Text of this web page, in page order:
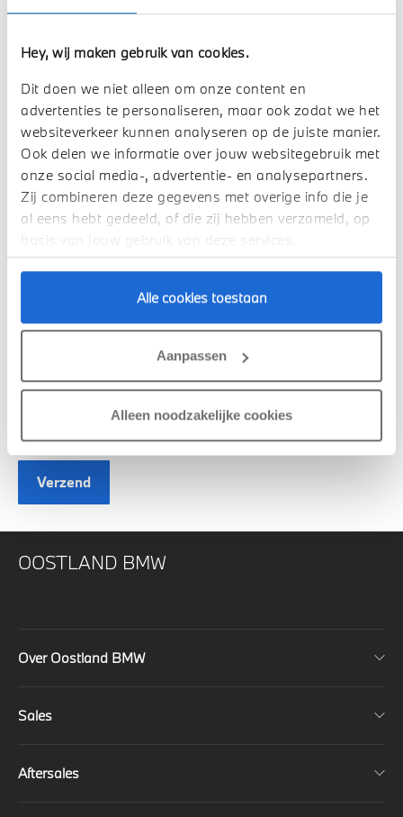
Hey, wij maken gebruik van cookies.
Dit doen we niet alleen om onze content en
advertenties te personaliseren, maar ook zodat we het
websiteverkeer kunnen analyseren op de juiste manier.
Ook delen we informatie over jouw websitegebruik met
onze social media-, advertentie- en analysepartners.
Zij combineren deze gegevens met overige info die je
al eens hebt gedeeld, of die zij hebben verzameld, op
basis van jouw gebruik van deze services.
Alle cookies toestaan
Aanpassen
Alleen noodzakelijke cookies
E-mail adres
Vestiging
Ik wil op de hoogte gehouden over model:
Meerdere opties mogelijk.
Nieuwe BMW I3 Sedan & Touring
Nieuwe BMW IX5
Nieuwe BMW IX4
Verzend
OOSTLAND BMW
Over Oostland BMW
Sales
Aftersales